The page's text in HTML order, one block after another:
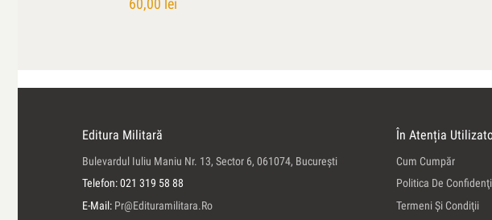
60,00 lei
Editura Militară
Bulevardul Iuliu Maniu Nr. 13, Sector 6, 061074, Bucureşti
Telefon: 021 319 58 88
E-Mail: Pr@edituramilitara.ro
În Atenția
Cum Cumpăr
Politica De
Termeni Şi Condiţii